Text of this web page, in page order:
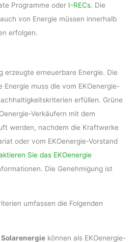
Programme oder I-RECs. Die
von Energie müssen innerhalb
erfolgen.
erzeugte erneuerbare Energie. Die
Energie muss die vom EKOenergie-
erfüllen. Grüne
Verkäufern mit dem
werden, nachdem die Kraftwerke
oder vom EKOenergie-Vorstand
Sie das EKOenergie
Die Genehmigung ist
umfassen die Folgenden
Solarenergie können als EKOenergie-